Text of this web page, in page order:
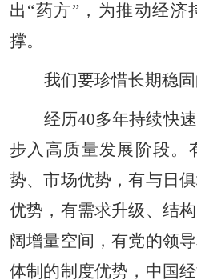
出“药方”，为推动经济
撑。
我们要珍惜长期稳
经历40多年持续快
步入高质量发展阶段。
势、市场优势，有与日
优势，有需求升级、结
阔增量空间，有党的领
体制的制度优势，中国